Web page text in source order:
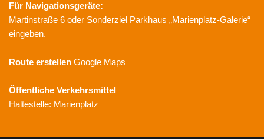
Für Navigationsgeräte:
Martinstraße 6 oder Sonderziel Parkhaus „Marienplatz-Galerie“
eingeben.
Route erstellen Google Maps
Öffentliche Verkehrsmittel
Haltestelle: Marienplatz